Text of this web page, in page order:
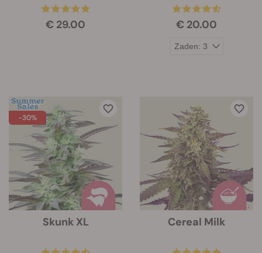
€ 29.00 € 20.00
-30%
Skunk XL Cereal Milk